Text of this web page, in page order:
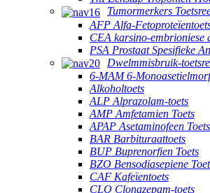
Tumormerkers
AFP Alfa-
CEA karsino-embrioniese
PSA Prostaat Spesifieke
Dwelmmisbruik-
6-MAM 6-
Alkoholtoets
ALP Alprazolam-toets
AMP Amfetamien Toets
APAP Asetaminofeen Toets
BAR Barbituraattoets
BUP Buprenorfien Toets
BZO Bensodiasepiene
CAF Kafeïentoets
CLO Clonazepam-toets